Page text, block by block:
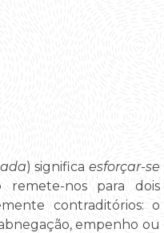
) significaesforçar-se
remete-nos para dois
contraditórios: o
empenho ou